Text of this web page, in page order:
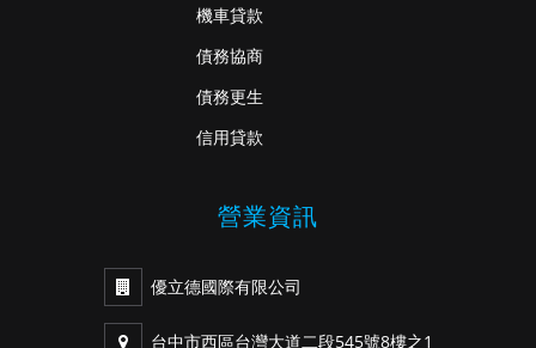
機車貸款
債務協商
債務更生
信用貸款
營業資訊
優立德國際有限公司
台中市西區台灣大道二段545號8樓之1